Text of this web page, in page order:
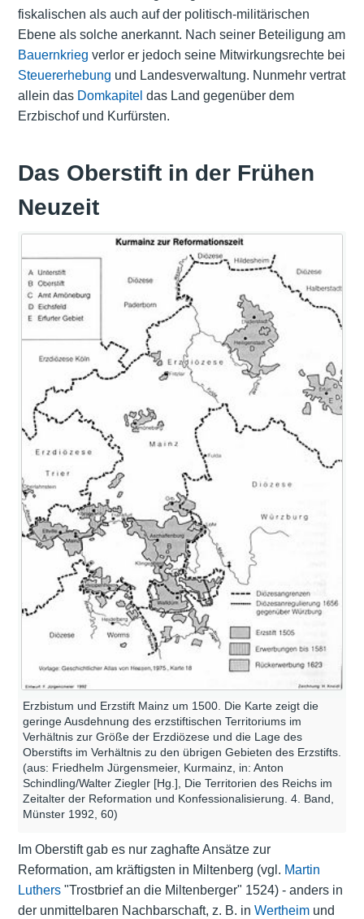
fiskalischen als auch auf der politisch-militärischen
Ebene als solche anerkannt. Nach seiner Beteiligung am
Bauernkrieg verlor er jedoch seine Mitwirkungsrechte bei
Steuererhebung und Landesverwaltung. Nunmehr vertrat
allein das Domkapitel das Land gegenüber dem
Erzbischof und Kurfürsten.
Das Oberstift in der Frühen
Neuzeit
Erzbistum und Erzstift Mainz um 1500. Die Karte zeigt die
geringe Ausdehnung des erzstiftischen Territoriums im
Verhältnis zur Größe der Erzdiözese und die Lage des
Oberstifts im Verhältnis zu den übrigen Gebieten des Erzstifts.
(aus: Friedhelm Jürgensmeier, Kurmainz, in: Anton
Schindling/Walter Ziegler [Hg.], Die Territorien des Reichs im
Zeitalter der Reformation und Konfessionalisierung. 4. Band,
Münster 1992, 60)
Im Oberstift gab es nur zaghafte Ansätze zur
Reformation, am kräftigsten in Miltenberg (vgl. Martin
Luthers"Trostbrief an die Miltenberger" 1524) - anders in
der unmittelbaren Nachbarschaft, z. B. in Wertheimund